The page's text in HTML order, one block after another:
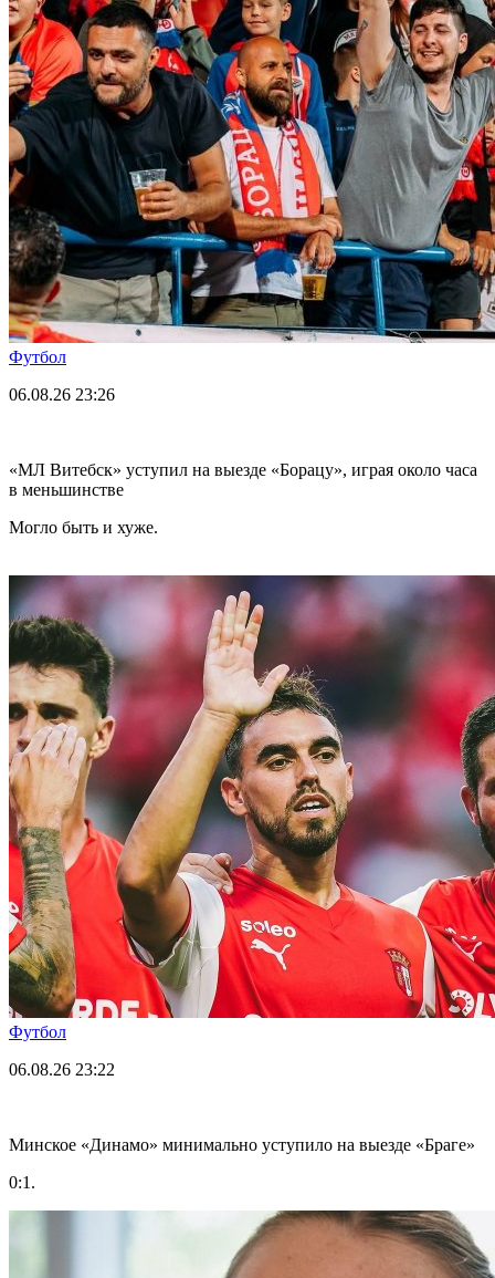
Футбол
06.08.26 23:26
«МЛ Витебск» уступил на выезде «Борацу», играя около часа
в меньшинстве
Могло быть и хуже.
Футбол
06.08.26 23:22
Минское «Динамо» минимально уступило на выезде «Браге»
0:1.